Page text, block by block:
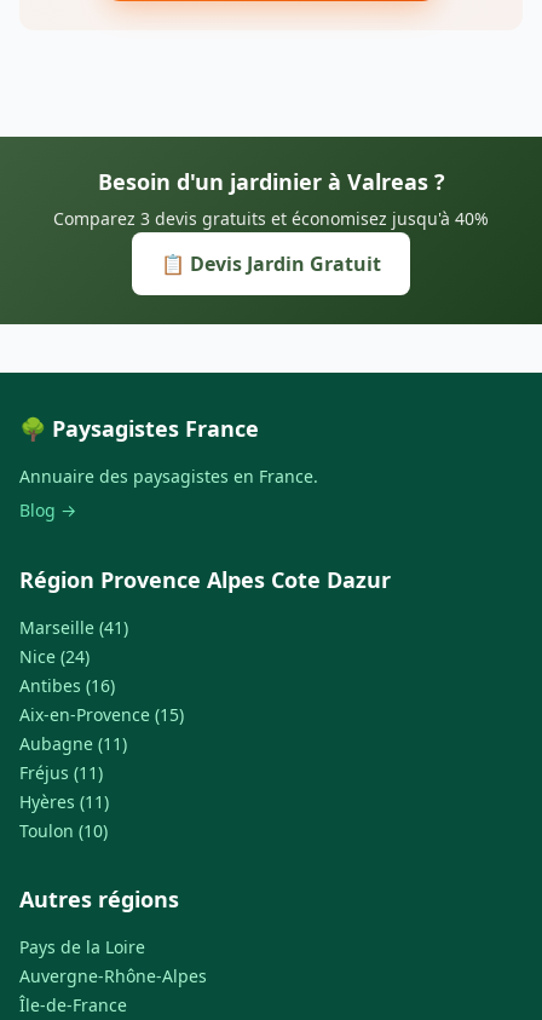
Besoin d'un jardinier à Valreas ?
Comparez 3 devis gratuits et économisez jusqu'à 40%
📋 Devis Jardin Gratuit
🌳 Paysagistes France
Annuaire des paysagistes en France.
Blog →
Région Provence Alpes Cote Dazur
Marseille (41)
Nice (24)
Antibes (16)
Aix-en-Provence (15)
Aubagne (11)
Fréjus (11)
Hyères (11)
Toulon (10)
Autres régions
Pays de la Loire
Auvergne-Rhône-Alpes
Île-de-France